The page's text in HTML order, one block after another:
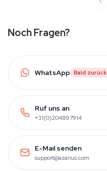
Noch Fragen?
WhatsApp Bald zurück
Ruf uns an
+31(0)204897914
E-Mail senden
support@azarius.com